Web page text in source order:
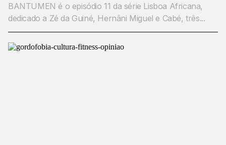
BANTUMEN é o episódio 11 da série Lisboa Africana,
dedicado a Zé da Guiné, Hernâni Miguel e Cabé, três...